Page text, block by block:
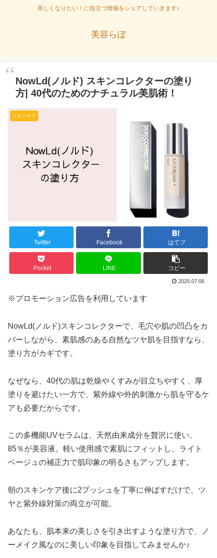
美しくなりたい！に役立つ情報をシェアしていきます♪
美容らぼ
NowLd(ノルド) スキンコレクターの塗り
方| 40代のためのナチュラル美肌術！
スキンケア
Twitter Facebook はてブ
Pocket LINE コピー
2025.07.06
※プロモーション広告を利用しています
NowLd(ノルド)スキンコレクターで、毛穴や肌の凹凸をカ
バーしながら、素肌感のある自然なツヤ肌を目指すなら、
塗り方がカギです。
なぜなら、40代の肌は乾燥やくすみが目立ちやすく、厚
塗りを避けたい一方で、紫外線や外的刺激から肌を守るケ
アも必要だからです。
この多機能UVセラムは、天然由来成分を贅沢に使い、
85％が美容液。軽い使用感で素肌にフィットし、ライト
ベージュの補正力で肌印象の明るさもアップします。
朝のスキンケア後に2プッシュを丁寧に伸ばすだけで、ツ
ヤと紫外線対策の両立が可能。
あなたも、肌本来の美しさを引き出すような塗り方で、ノ
ーメイク風なのに美しい印象を目指してみませんか♪